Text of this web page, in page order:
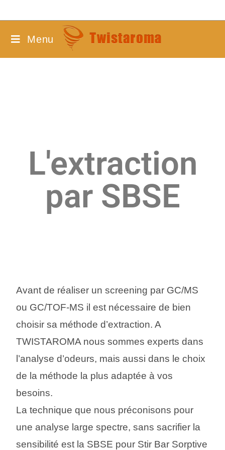
Menu
L'extraction
par SBSE
Avant de réaliser un screening par GC/MS
ou GC/TOF-MS il est nécessaire de bien
choisir sa méthode d’extraction. A
TWISTAROMA nous sommes experts dans
l’analyse d’odeurs, mais aussi dans le choix
de la méthode la plus adaptée à vos
besoins.
La technique que nous préconisons pour
une analyse large spectre, sans sacrifier la
sensibilité est la SBSE pour Stir Bar Sorptive